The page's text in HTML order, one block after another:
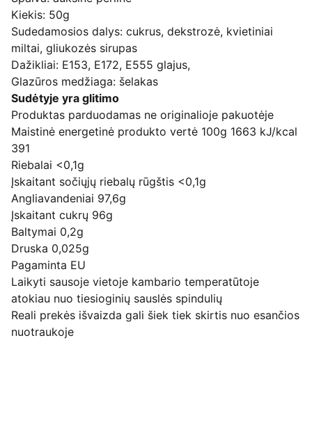
Kiekis: 50g
Sudedamosios dalys: cukrus, dekstrozė, kvietiniai
miltai, gliukozės sirupas
Dažikliai: E153, E172, E555 glajus,
Glazūros medžiaga: šelakas
Sudėtyje yra glitimo
Produktas parduodamas ne originalioje pakuotėje
Maistinė energetinė produkto vertė 100g 1663 kJ/kcal
391
Riebalai <0,1g
Įskaitant sočiųjų riebalų rūgštis <0,1g
Angliavandeniai 97,6g
Įskaitant cukrų 96g
Baltymai 0,2g
Druska 0,025g
Pagaminta EU
Laikyti sausoje vietoje kambario temperatūtoje
atokiau nuo tiesioginių sauslės spindulių
Reali prekės išvaizda gali šiek tiek skirtis nuo esančios
nuotraukoje